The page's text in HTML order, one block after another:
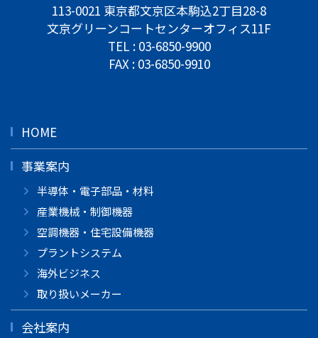
113-0021 東京都文京区本駒込2丁目28-8
文京グリーンコートセンターオフィス11F
TEL : 03-6850-9900
FAX : 03-6850-9910
HOME
事業案内
半導体・電子部品・材料
産業機械・制御機器
空調機器・住宅設備機器
プラントシステム
海外ビジネス
取り扱いメーカー
会社案内